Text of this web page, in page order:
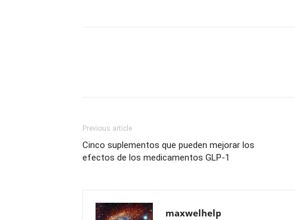
Previous article
Cinco suplementos que pueden mejorar los
efectos de los medicamentos GLP-1
maxwelhelp